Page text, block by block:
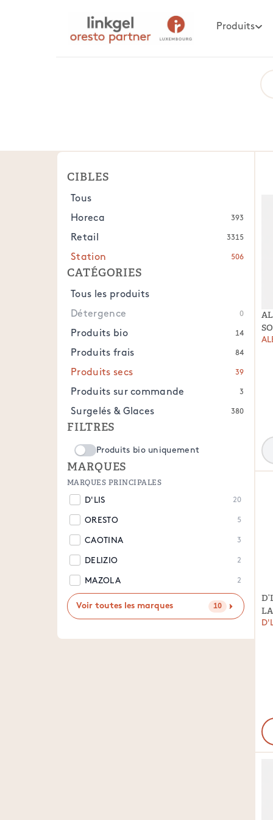
Produits
CIBLES
Tous
Horeca 393
Retail 3315
Station 506
CATÉGORIES
Tous les produits
Détergence 0
Produits bio 14
Produits frais 84
Produits secs 39
Produits sur commande 3
Surgelés & Glaces 380
FILTRES
Produits bio uniquement
MARQUES
MARQUES PRINCIPALES
D'LIS 20
ORESTO 5
CAOTINA 3
DELIZIO 2
MAZOLA 2
Voir toutes les marques 10